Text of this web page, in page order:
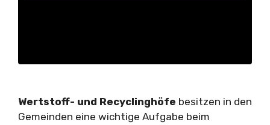
Wertstoff- und Recyclinghöfe besitzen in den
Gemeinden eine wichtige Aufgabe beim